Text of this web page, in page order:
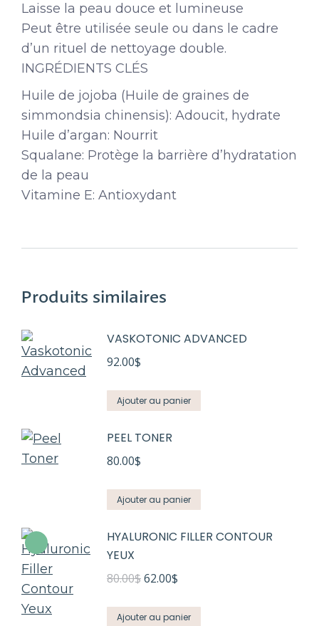
Laisse la peau douce et lumineuse
Peut être utilisée seule ou dans le cadre
d’un rituel de nettoyage double.
INGRÉDIENTS CLÉS
Huile de jojoba (Huile de graines de
simmondsia chinensis): Adoucit, hydrate
Huile d’argan: Nourrit
Squalane: Protège la barrière d’hydratation
de la peau
Vitamine E: Antioxydant
Produits similaires
VASKOTONIC ADVANCED
92.00$
Ajouter au panier
PEEL TONER
80.00$
Ajouter au panier
HYALURONIC FILLER CONTOUR
YEUX
80.00$Le
initial
62.00$
actuel
Ajouter au panier